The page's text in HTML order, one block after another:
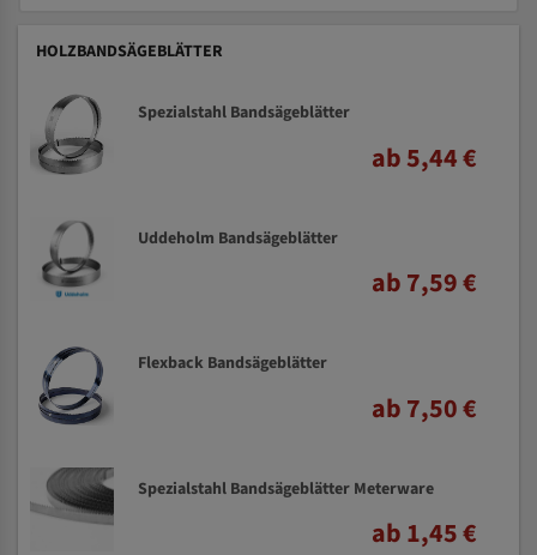
HOLZBANDSÄGEBLÄTTER
Spezialstahl Bandsägeblätter
ab 5,44 €
Uddeholm Bandsägeblätter
ab 7,59 €
Flexback Bandsägeblätter
ab 7,50 €
Spezialstahl Bandsägeblätter Meterware
ab 1,45 €